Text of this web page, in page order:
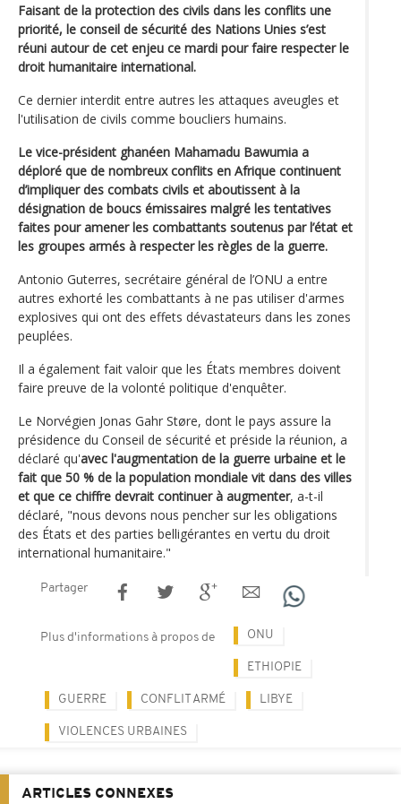
Faisant de la protection des civils dans les conflits une
priorité, le conseil de sécurité des Nations Unies s’est
réuni autour de cet enjeu ce mardi pour faire respecter le
droit humanitaire international.
Ce dernier interdit entre autres les attaques aveugles et
l'utilisation de civils comme boucliers humains.
Le vice-président ghanéen Mahamadu Bawumia a
déploré que de nombreux conflits en Afrique continuent
d’impliquer des combats civils et aboutissent à la
désignation de boucs émissaires malgré les tentatives
faites pour amener les combattants soutenus par l’état et
les groupes armés à respecter les règles de la guerre.
Antonio Guterres, secrétaire général de l’ONU a entre
autres exhorté les combattants à ne pas utiliser d'armes
explosives qui ont des effets dévastateurs dans les zones
peuplées.
Il a également fait valoir que les États membres doivent
faire preuve de la volonté politique d'enquêter.
Le Norvégien Jonas Gahr Støre, dont le pays assure la
présidence du Conseil de sécurité et préside la réunion, a
déclaré qu'avec l'augmentation de la guerre urbaine et le
fait que 50 % de la population mondiale vit dans des villes
et que ce chiffre devrait continuer à augmenter, a-t-il
déclaré, "nous devons nous pencher sur les obligations
des États et des parties belligérantes en vertu du droit
international humanitaire."
Partager
Plus d'informations à propos de ONU
ETHIOPIE
GUERRE CONFLIT ARMÉ LIBYE
VIOLENCES URBAINES
ARTICLES CONNEXES